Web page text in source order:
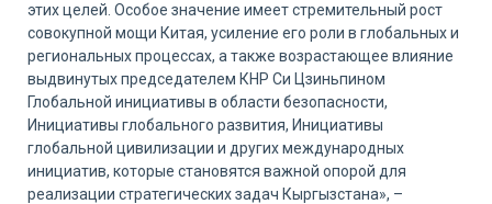
этих целей. Особое значение имеет стремительный рост
совокупной мощи Китая, усиление его роли в глобальных и
региональных процессах, а также возрастающее влияние
выдвинутых председателем КНР Си Цзиньпином
Глобальной инициативы в области безопасности,
Инициативы глобального развития, Инициативы
глобальной цивилизации и других международных
инициатив, которые становятся важной опорой для
реализации стратегических задач Кыргызстана», –